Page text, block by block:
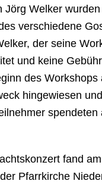
Jörg Welker
verschiedene
der seine
und keine Gebü
des Workshops
hingewiesen
spendeten
fand
Pfarrkirche